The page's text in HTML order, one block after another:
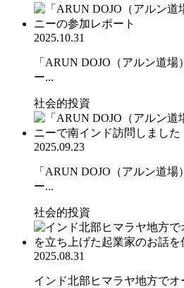
2025.10.31
「ARUN DOJO（アルン道
ー...
社会的投資
2025.09.23
「ARUN DOJO（アルン道
ー...
社会的投資
2025.08.31
インド北部ヒマラヤ地方で